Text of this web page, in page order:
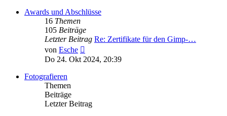
Awards und Abschlüsse
16 Themen
105 Beiträge
Letzter Beitrag Re: Zertifikate für den Gimp-…
von Esche
Beitrag
Do 24. Okt 2024, 20:39
Fotografieren
Themen
Beiträge
Letzter Beitrag